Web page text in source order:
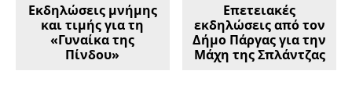
Εκδηλώσεις μνήμης
και τιμής για τη
«Γυναίκα της
Πίνδου»
Επετειακές
εκδηλώσεις από τον
Δήμο Πάργας για την
Μάχη της Σπλάντζας